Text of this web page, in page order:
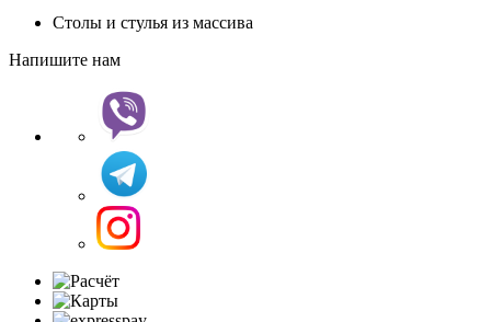
Столы и стулья из массива
Напишите нам